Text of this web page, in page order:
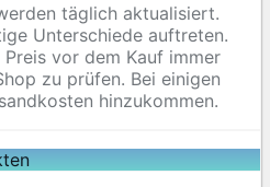
täglich aktualisiert.
Unterschiede auftreten.
vor dem Kauf immer
zu prüfen. Bei einigen
hinzukommen.